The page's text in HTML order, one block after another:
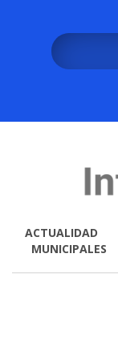
ACTUALIDAD
MUNICIPALES